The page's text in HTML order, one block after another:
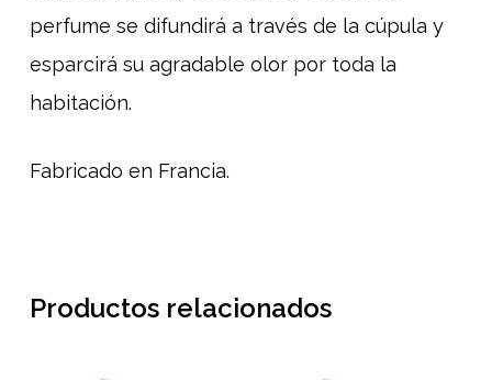
perfume se difundirá a través de la cúpula y
esparcirá su agradable olor por toda la
habitación.
Fabricado en Francia.
Productos relacionados